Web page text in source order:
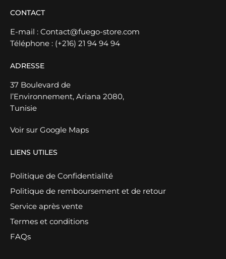
CONTACT
E-mail : Contact@fuego-store.com
Téléphone : (+216) 21 94 94 94
ADRESSE
37 Boulevard de
l’Environnement, Ariana 2080,
Tunisie
Voir sur Google Maps
LIENS UTILES
Politique de Confidentialité
Politique de remboursement et de retour
Service après vente
Termes et conditions
FAQs